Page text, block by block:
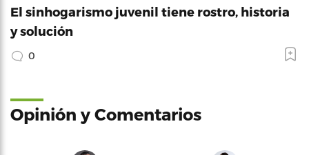
El sinhogarismo juvenil tiene rostro, historia
y solución
0
Opinión y Comentarios